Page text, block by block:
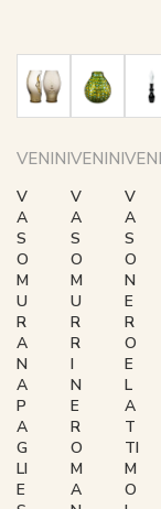
VENINI
V
A
S
O
M
U
R
A
N
A
P
A
G
LI
E
VENINI
V
A
S
O
M
U
R
R
I
N
E
R
O
M
A
V
A
S
O
N
E
R
O
E
L
A
T
TI
M
O